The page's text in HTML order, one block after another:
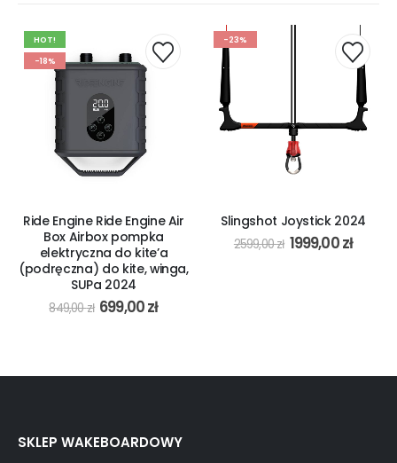
HOT!
-18%
Ride Engine Ride Engine Air
Box Airbox pompka
elektryczna do kite’a
(podręczna) do kite, winga,
SUPa 2024
849,00zł 699,00zł
-23%
Slingshot Joystick 2024
2599,00zł 1999,00zł
SKLEP WAKEBOARDOWY